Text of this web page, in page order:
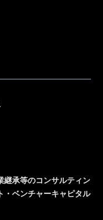
継承等のコンサルティン
・ベンチャーキャピタル